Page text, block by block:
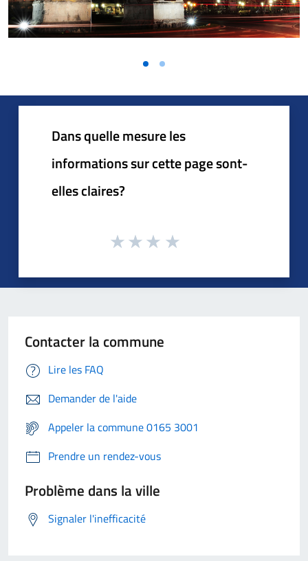
Dans quelle mesure les
informations sur cette page sont-
elles claires?
Contacter la commune
Lire les FAQ
Demander de l'aide
Appeler la commune 0165 3001
Prendre un rendez-vous
Problème dans la ville
Signaler l'inefficacité